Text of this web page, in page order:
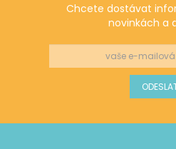
Chcete dostávat
novinkách a